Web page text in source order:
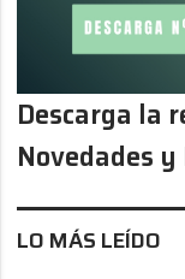
LO MÁS LEÍDO
Descarga la
Novedades